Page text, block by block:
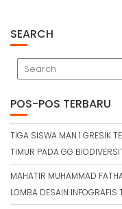
SEARCH
POS-POS TERBARU
TIGA SISWA MAN 1 GRESIK
TIMUR PADA GG
MAHATIR MUHAMMAD
LOMBA DESAIN